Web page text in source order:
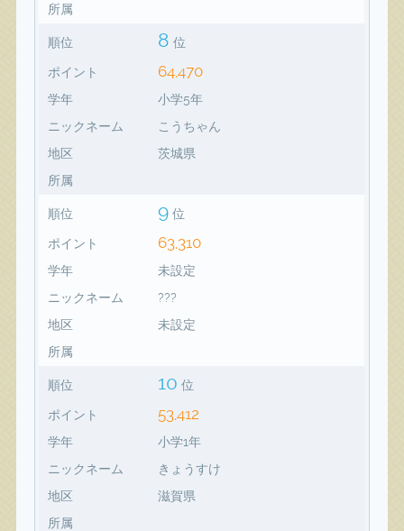
所属
順位 8 位
ポイント 64,470
学年
小学5年
ニックネーム
こうちゃん
地区
茨城県
所属
順位 9 位
ポイント 63,310
学年
未設定
ニックネーム
???
地区
未設定
所属
順位 10 位
ポイント 53,412
学年
小学1年
ニックネーム
きょうすけ
地区
滋賀県
所属